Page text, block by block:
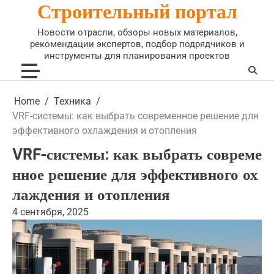
Строительный портал
Новости отрасли, обзоры новых материалов,
рекомендации экспертов, подбор подрядчиков и
инструменты для планирования проектов
Home
Техника
VRF-системы: как выбрать современное решение для
эффективного охлаждения и отопления
VRF-системы: как выбрать совреме
нное решение для эффективного ох
лаждения и отопления
4 сентября, 2025